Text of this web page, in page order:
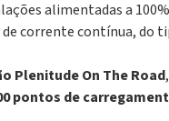
alimentadas a
de corrente contínua, do
Plenitude On The Road
pontos de